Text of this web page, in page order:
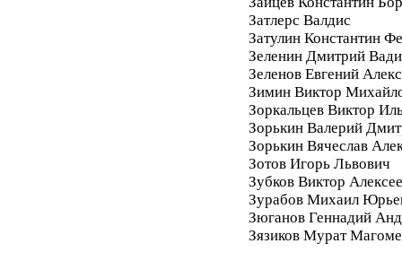
Затлерс Валдис
Затулин Константин
Зеленин Дмитрий
Зеленов Евгений
Зимин Виктор
Зоркальцев Виктор
Зорькин Валерий
Зорькин Вячеслав
Зотов Игорь Львович
Зубков Виктор
Зурабов Михаил
Зюганов Геннадий
Зязиков Мурат